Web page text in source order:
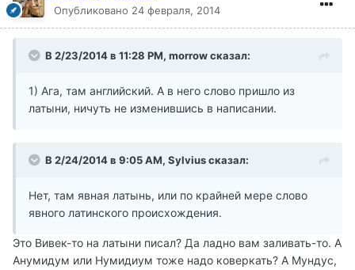
Опубликовано 24 февраля, 2014
В 2/23/2014 в 11:28 PM, morrow сказал:
1) Ага, там английский. А в него слово пришло из
латыни, ничуть не изменившись в написании.
В 2/24/2014 в 9:05 AM, Sylvius сказал:
Нет, там явная латынь, или по крайней мере слово
явного латинского происхождения.
Это Вивек-то на латыни писал? Да ладно вам заливать-то. А
Анумидум или Нумидиум тоже надо коверкать? А Мундус,